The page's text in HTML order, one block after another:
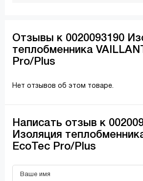
Отзывы к 0020093190
теплобменника
Pro/Plus
Нет отзывов об этом товаре.
Написать отзыв к
Изоляция
EcoTec Pro/Plus